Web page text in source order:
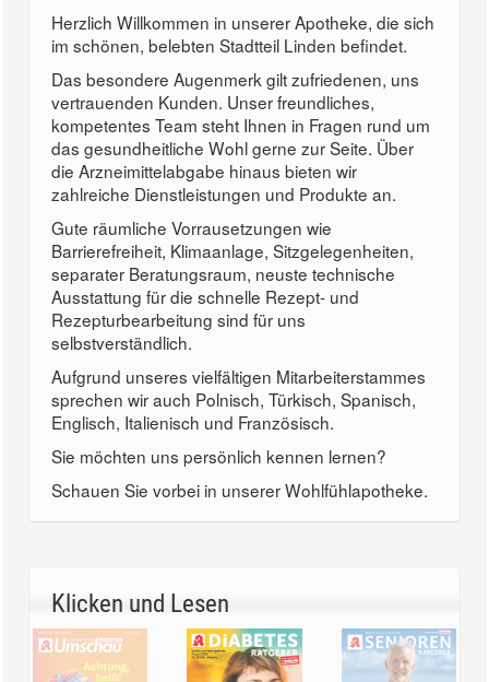
Herzlich Willkommen in unserer Apotheke, die sich
im schönen, belebten Stadtteil Linden befindet.
Das besondere Augenmerk gilt zufriedenen, uns
vertrauenden Kunden. Unser freundliches,
kompetentes Team steht Ihnen in Fragen rund um
das gesundheitliche Wohl gerne zur Seite. Über
die Arzneimittelabgabe hinaus bieten wir
zahlreiche Dienstleistungen und Produkte an.
Gute räumliche Vorrausetzungen wie
Barrierefreiheit, Klimaanlage, Sitzgelegenheiten,
separater Beratungsraum, neuste technische
Ausstattung für die schnelle Rezept- und
Rezepturbearbeitung sind für uns
selbstverständlich.
Aufgrund unseres vielfältigen Mitarbeiterstammes
sprechen wir auch Polnisch, Türkisch, Spanisch,
Englisch, Italienisch und Französisch.
Sie möchten uns persönlich kennen lernen?
Schauen Sie vorbei in unserer Wohlfühlapotheke.
Klicken und Lesen